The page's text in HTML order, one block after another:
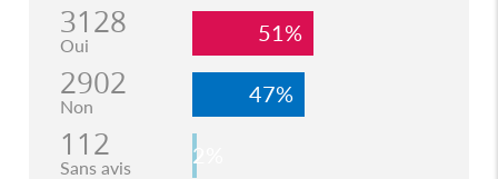
3128
Oui 51%
2902
Non 47%
112
Sans avis 2%